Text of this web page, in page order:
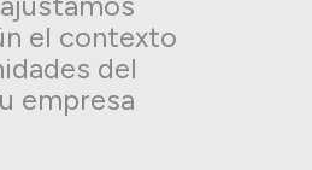
el contexto
del
empresa